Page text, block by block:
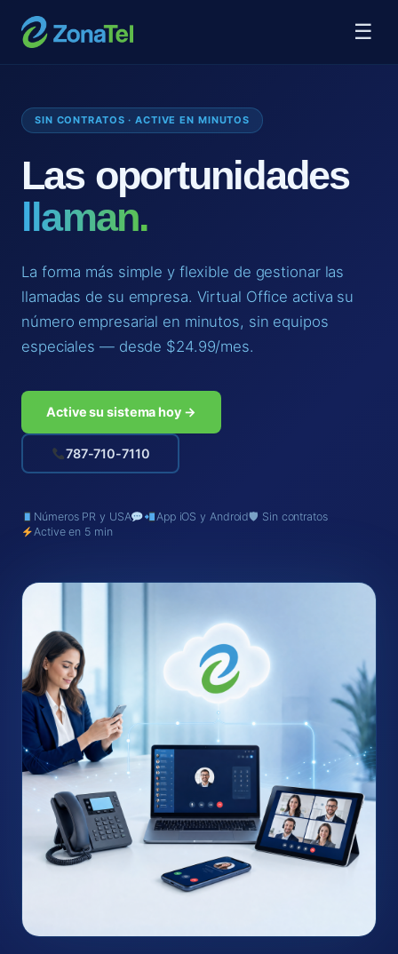
☰
SIN CONTRATOS · ACTIVE EN MINUTOS
Las oportunidades
llaman.
La forma más simple y flexible de gestionar las
llamadas de su empresa. Virtual Office activa su
número empresarial en minutos, sin equipos
especiales — desde $24.99/mes.
Active su sistema hoy →
787-710-7110
Números PR y USA App iOS y Android🛡 Sin contratos
Active en 5 min